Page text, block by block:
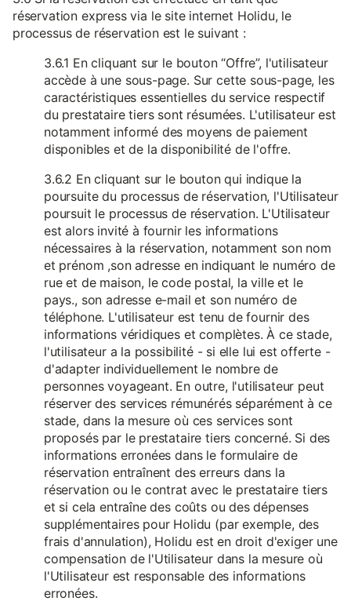
réservation express via le site internet Holidu, le
processus de réservation est le suivant :
3.6.1 En cliquant sur le bouton “Offre”, l'utilisateur
accède à une sous-page. Sur cette sous-page, les
caractéristiques essentielles du service respectif
du prestataire tiers sont résumées. L'utilisateur est
notamment informé des moyens de paiement
disponibles et de la disponibilité de l'offre.
3.6.2 En cliquant sur le bouton qui indique la
poursuite du processus de réservation, l'Utilisateur
poursuit le processus de réservation. L'Utilisateur
est alors invité à fournir les informations
nécessaires à la réservation, notamment son nom
et prénom ,son adresse en indiquant le numéro de
rue et de maison, le code postal, la ville et le
pays., son adresse e-mail et son numéro de
téléphone. L'utilisateur est tenu de fournir des
informations véridiques et complètes. À ce stade,
l'utilisateur a la possibilité - si elle lui est offerte -
d'adapter individuellement le nombre de
personnes voyageant. En outre, l'utilisateur peut
réserver des services rémunérés séparément à ce
stade, dans la mesure où ces services sont
proposés par le prestataire tiers concerné. Si des
informations erronées dans le formulaire de
réservation entraînent des erreurs dans la
réservation ou le contrat avec le prestataire tiers
et si cela entraîne des coûts ou des dépenses
supplémentaires pour Holidu (par exemple, des
frais d'annulation), Holidu est en droit d'exiger une
compensation de l'Utilisateur dans la mesure où
l'Utilisateur est responsable des informations
erronées.